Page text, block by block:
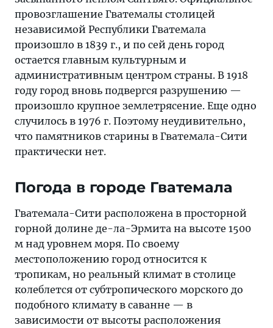
провозглашение Гватемалы столицей
независимой Республики Гватемала
произошло в 1839 г., и по сей день город
остается главным культурным и
административным центром страны. В 1918
году город вновь подвергся разрушению —
произошло крупное землетрясение. Еще одно
случилось в 1976 г. Поэтому неудивительно,
что памятников старины в Гватемала-Сити
практически нет.
Погода в городе Гватемала
Гватемала-Сити расположена в просторной
горной долине де-ла-Эрмита на высоте 1500
м над уровнем моря. По своему
местоположению город относится к
тропикам, но реальный климат в столице
колеблется от субтропического морского до
подобного климату в саванне — в
зависимости от высоты расположения